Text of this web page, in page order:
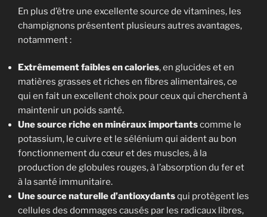
En plus d’être une excellente source de vitamines, les
champignons présentent plusieurs autres avantages,
notamment :
Extrêmement faibles en calories, en glucides et en
matières grasses et riches en fibres alimentaires, ce
qui en fait un excellent choix pour ceux qui cherchent à
maintenir un poids santé.
Une source riche en minéraux importantscomme le
potassium, le cuivre et le sélénium qui aident au bon
fonctionnement du cœur et des muscles, à la
production de globules rouges, à l’absorption du fer et
à la santé immunitaire.
Une source naturelle d’antioxydantsqui protègent les
cellules des dommages causés par les radicaux libres,